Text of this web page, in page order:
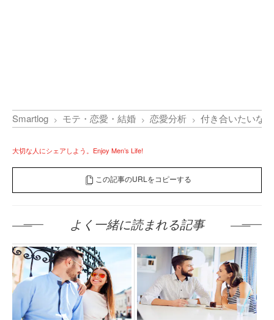
Smartlog モテ・恋愛・結婚 恋愛分析 付き合いたいな
大切な人にシェアしよう。Enjoy Men’s Life!
この記事のURLをコピーする
よく一緒に読まれる記事